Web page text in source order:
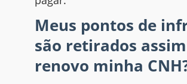
Meus pontos de
são retirados
renovo minha